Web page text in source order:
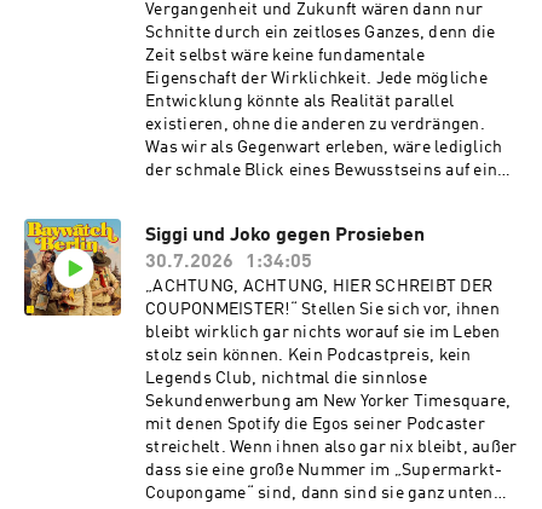
Vergangenheit und Zukunft wären dann nur
Schnitte durch ein zeitloses Ganzes, denn die
Zeit selbst wäre keine fundamentale
Eigenschaft der Wirklichkeit. Jede mögliche
Entwicklung könnte als Realität parallel
existieren, ohne die anderen zu verdrängen.
Was wir als Gegenwart erleben, wäre lediglich
der schmale Blick eines Bewusstseins auf ein
ist doch vollkommen klar: Es ist absolut
vorstellbar, dass Schmitti sich zwar in
Griechenland eine Monotitte angefressen hat,
aber trotzdem ein Baddie ist, von dem sich die
Frauen auf seiner Ferieninsel noch Jahre nach
dem Sommer 26 mit hochrotem Kopf legendäre
Geschichten erzählen. Interessant wäre zu
sehen, ab wann sich so eine Quantenphysik
verarscht fühlt, wenn Lundt die Möglichkeit der
grenzenlosen Gleichzeitigkeit lediglich dafür
nutzt, im selben Augenblick auf der
Sonnenliege wegzudösen, ins Meer zu pissen
Siggi und Joko gegen Prosieben
30.7.2026
1:34:05
„ACHTUNG, ACHTUNG, HIER SCHREIBT DER
COUPONMEISTER!“ Stellen Sie sich vor, ihnen
bleibt wirklich gar nichts worauf sie im Leben
stolz sein können. Kein Podcastpreis, kein
Legends Club, nichtmal die sinnlose
Sekundenwerbung am New Yorker Timesquare,
mit denen Spotify die Egos seiner Podcaster
streichelt. Wenn ihnen also gar nix bleibt, außer
dass sie eine große Nummer im „Supermarkt-
Coupongame“ sind, dann sind sie ganz unten